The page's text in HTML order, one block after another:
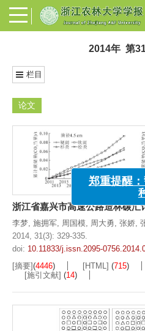
2014年 第
栏目
论文
浙江省嘉兴市高速公路造林碳汇
李梦 施拥军 周国模 周大勇 张娇
2014, 31(3): 329-335.
doi: 10.11833/j.issn.2095-
[摘要](4446) [HTML] (715)
[施引文献] (14)
郑重提醒：警
种形